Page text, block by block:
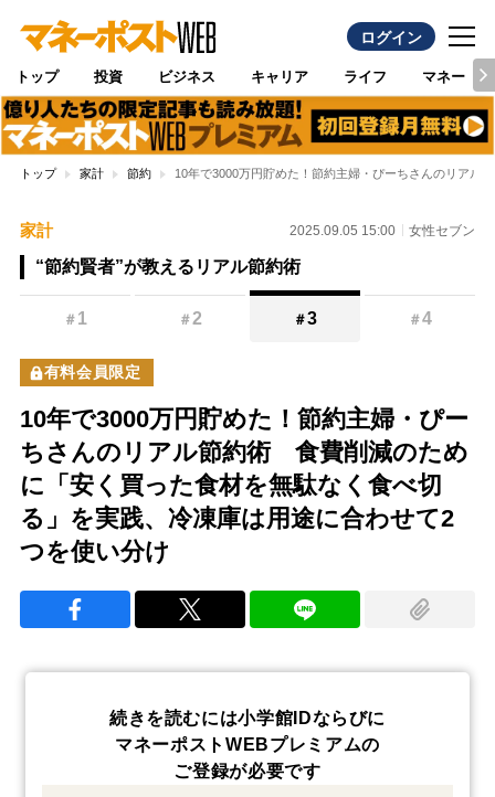
ログイン
トップ 投資 ビジネス キャリア ライフ マネー
トップ 家計 節約 10年で3000万円貯めた！節約主婦・ぴーちさんのリア
家計 2025.09.05 15:00 女性セブン
“節約賢者”が教えるリアル節約術
＃ 1 ＃2 ＃3 ＃4
有料会員限定
10年で3000万円貯めた！節約主婦・ぴー
ちさんのリアル節約術 食費削減のため
に「安く買った食材を無駄なく食べ切
る」を実践、冷凍庫は用途に合わせて2
つを使い分け
続きを読むには小学館IDならびに
マネーポストWEBプレミアムの
ご登録が必要です